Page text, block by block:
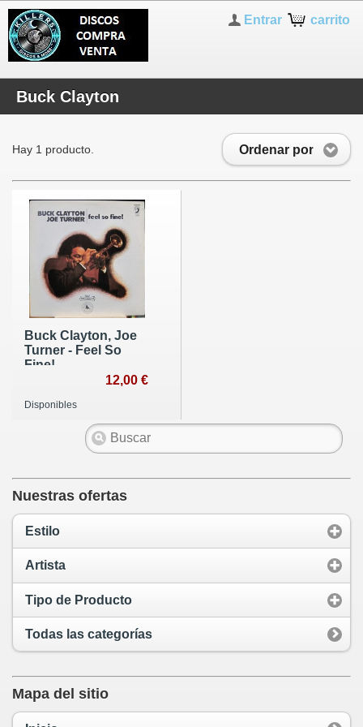
carrito
Entrar
Buck Clayton
Ordenar por
Hay 1 producto.
Buck Clayton, Joe
Turner - Feel So
Fine!
12,00 €
Disponibles
Nuestras ofertas
Estilo
Artista
Tipo de Producto
Todas las categorías
Mapa del sitio